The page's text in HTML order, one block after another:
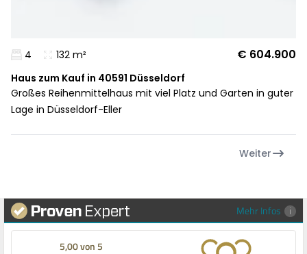
4 132 m² € 604.900
Haus zum Kauf in 40591 Düsseldorf
Großes Reihenmittelhaus mit viel Platz und Garten in guter
Lage in Düsseldorf-Eller
Weiter
Mehr Infos
5,00 von 5